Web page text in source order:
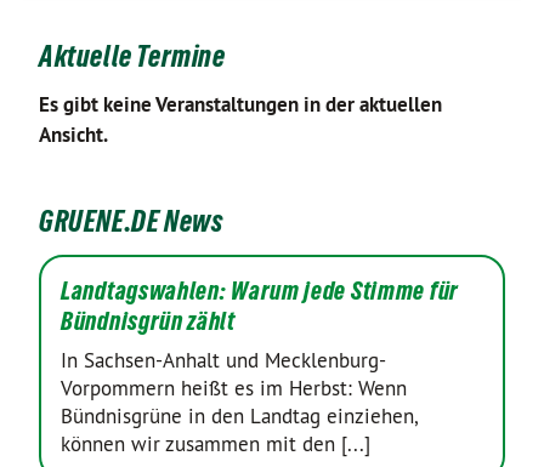
Aktuelle Termine
Es gibt keine Veranstaltungen in der aktuellen
Ansicht.
GRUENE.DE News
Landtagswahlen: Warum jede Stimme für
Bündnisgrün zählt
In Sachsen-Anhalt und Mecklenburg-
Vorpommern heißt es im Herbst: Wenn
Bündnisgrüne in den Landtag einziehen,
können wir zusammen mit den [...]